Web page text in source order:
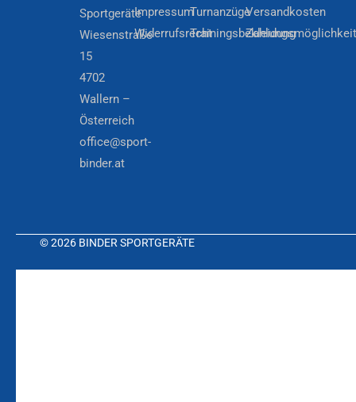
Sportgeräte
Wiesenstraße
15
4702
Wallern –
Österreich
office@sport-
binder.at
Impressum
Widerrufsrecht
Turnanzüge
Trainingsbekleidung
Versandkosten
© 2026 BINDER SPORTGERÄTE